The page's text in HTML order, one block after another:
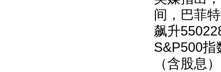
间，巴菲
飙升
S&P500指
（含股息